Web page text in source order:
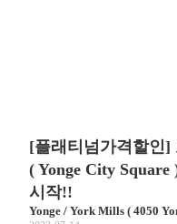
[플래티넘가격할인]
( Yonge City
시작!!
Yonge / York Mills ( 4050